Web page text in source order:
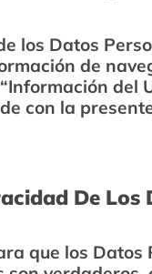
los Datos
de
del
con la
De Los
que los Datos